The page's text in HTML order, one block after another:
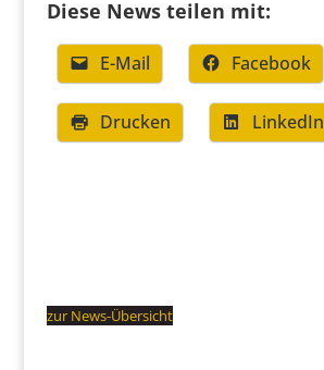
Diese News teilen mit:
E-Mail Facebook
Drucken LinkedIn
zur News-Übersicht